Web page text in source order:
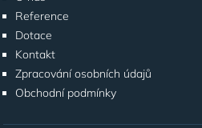
Reference
Dotace
Kontakt
Zpracování osobních údajů
Obchodní podmínky